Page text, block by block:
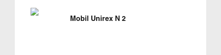
Mobil Unirex N 2